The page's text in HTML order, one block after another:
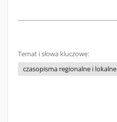
Temat i słowa kluczowe:
czasopisma regionalne i lokalne